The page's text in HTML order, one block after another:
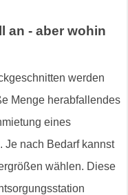
an - aber wohin
werden
Menge herabfallendes
eines
Je nach Bedarf kannst
wählen. Diese